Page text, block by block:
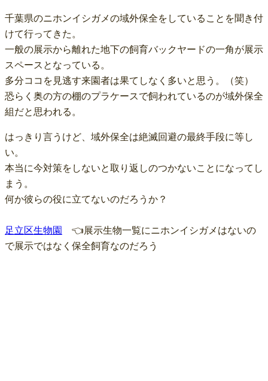
千葉県のニホンイシガメの域外保全をしていることを聞き付
けて行ってきた。
一般の展示から離れた地下の飼育バックヤードの一角が展示
スペースとなっている。
多分ココを見逃す来園者は果てしなく多いと思う。（笑）
恐らく奥の方の棚のプラケースで飼われているのが域外保全
組だと思われる。
はっきり言うけど、域外保全は絶滅回避の最終手段に等し
い。
本当に今対策をしないと取り返しのつかないことになってし
まう。
何か彼らの役に立てないのだろうか？
足立区生物園 👈展示生物一覧にニホンイシガメはないの
で展示ではなく保全飼育なのだろう